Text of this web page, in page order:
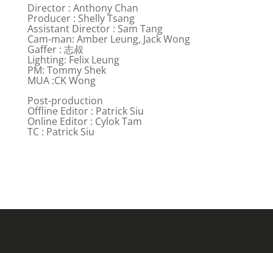
Director : Anthony Chan
Producer : Shelly Tsang
Assistant Director : Sam Tang
Cam-man: Amber Leung, Jack Wong
Gaffer : 志叔
Lighting: Felix Leung
PM: Tommy Shek
MUA :CK Wong
Post-production
Offline Editor : Patrick Siu
Online Editor : Cylok Tam
TC : Patrick Siu